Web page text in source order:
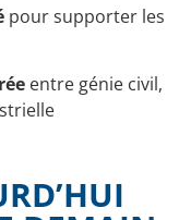
pour supporter les
entre génie civil,